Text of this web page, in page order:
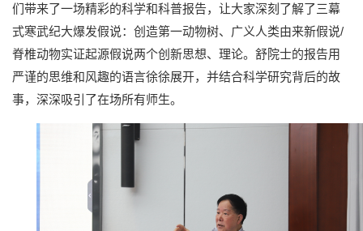
们带来了一场精彩的科学和科普报告，让大家深刻了解了三幕
式寒武纪大爆发假说：创造第一动物树、广义人类由来新假说/
脊椎动物实证起源假说两个创新思想、理论。舒院士的报告用
严谨的思维和风趣的语言徐徐展开，并结合科学研究背后的故
事，深深吸引了在场所有师生。